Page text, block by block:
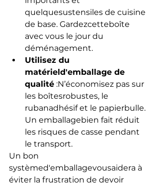
quelquesustensiles de cuisine
de base. Gardezcetteboîte
avec vous le jour du
déménagement.
Utilisez du
matérield'emballage de
qualité :N’économisez pas sur
les boîtesrobustes, le
rubanadhésif et le papierbulle.
Un emballagebien fait réduit
les risques de casse pendant
le transport.
Un bon
systèmed'emballagevousaidera à
éviter la frustration de devoir